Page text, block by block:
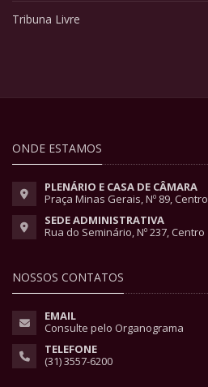
Tribuna Livre
ONDE ESTAMOS
PLENÁRIO E CASA DE CÂMARA
Praça Minas Gerais, Nº 89, Centro
SEDE ADMINISTRATIVA
Rua do Seminário, Nº 237, Centro
NOSSOS CONTATOS
EMAIL
Consulte pelo Organograma
TELEFONE
(31) 3557-6200